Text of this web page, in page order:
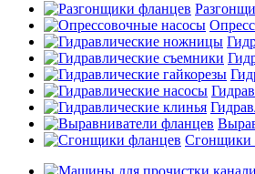
Сгонщики